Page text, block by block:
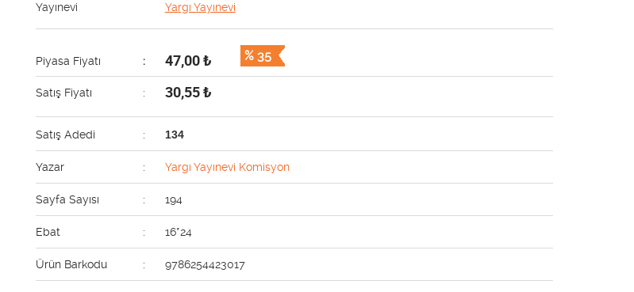
Yayınevi
Yargı Yayınevi
% 35
Piyasa Fiyatı : 47,00₺
Satış Fiyatı : 30,55₺
Satış Adedi : 134
Yazar : Yargı Yayınevi Komisyon
Sayfa Sayısı : 194
Ebat : 16*24
Ürün Barkodu : 9786254423017